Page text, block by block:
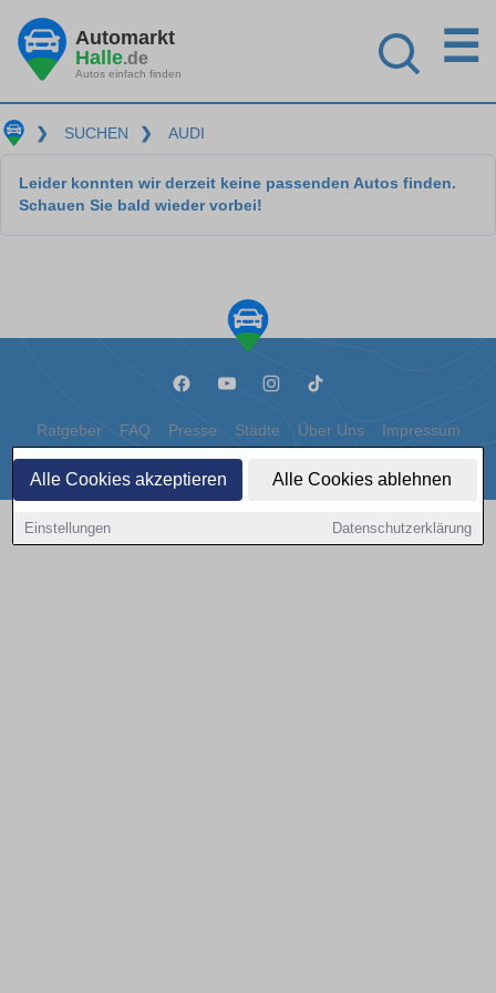
Alle Cookies akzeptieren Alle Cookies ablehnen
Einstellungen Datenschutzerklärung
Automarkt
Halle.de
Autos einfach finden
☰
❯ SUCHEN ❯ AUDI
Leider konnten wir derzeit keine passenden Autos finden.
Schauen Sie bald wieder vorbei!
Ratgeber FAQ Presse Städte Über Uns Impressum
Datenschutz Cookies
Copyright © 2000 - 2026 | 1A Infosysteme GmbH | Content by: 1a-sites-autos